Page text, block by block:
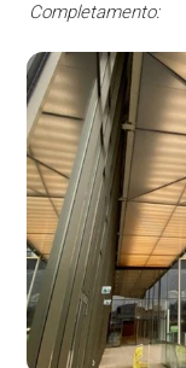
Completamento: